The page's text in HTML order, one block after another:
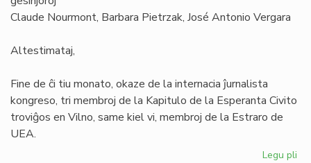
Claude Nourmont, Barbara Pietrzak, José Antonio Vergara
Altestimataj,
Fine de ĉi tiu monato, okaze de la internacia ĵurnalista
kongreso, tri membroj de la Kapitulo de la Esperanta Civito
troviĝos en Vilno, same kiel vi, membroj de la Estraro de
UEA.
Legu pli